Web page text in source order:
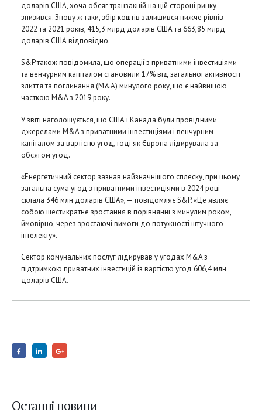
доларів США, хоча обсяг транзакцій на цій стороні ринку
знизився. Знову ж таки, збір коштів залишився нижче рівнів
2022 та 2021 років, 415,3 млрд доларів США та 663,85 млрд
доларів США відповідно.
S&P також повідомила, що операції з приватними інвестиціями
та венчурним капіталом становили 17% від загальної активності
злиття та поглинання (M&A) минулого року, що є найвищою
часткою M&A з 2019 року.
У звіті наголошується, що США і Канада були провідними
джерелами M&A з приватними інвестиціями і венчурним
капіталом за вартістю угод, тоді як Європа лідирувала за
обсягом угод.
«Енергетичний сектор зазнав найзначнішого сплеску, при цьому
загальна сума угод з приватними інвестиціями в 2024 році
склала 346 млн доларів США», — повідомляє S&P. «Це являє
собою шестикратне зростання в порівнянні з минулим роком,
ймовірно, через зростаючі вимоги до потужності штучного
інтелекту».
Сектор комунальних послуг лідирував у угодах M&A з
підтримкою приватних інвестицій із вартістю угод 606,4 млн
доларів США.
Останні новини